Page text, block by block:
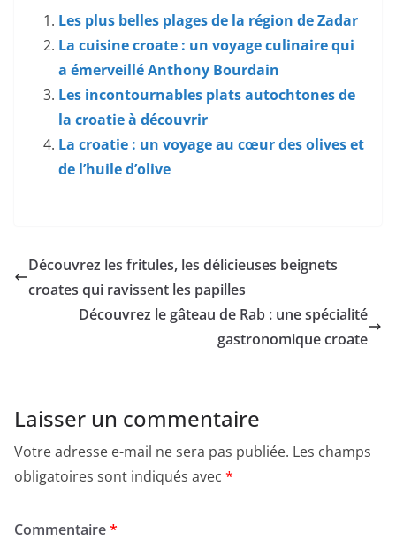
Les plus belles plages de la région de Zadar
La cuisine croate : un voyage culinaire qui
a émerveillé Anthony Bourdain
Les incontournables plats autochtones de
la croatie à découvrir
La croatie : un voyage au cœur des olives et
de l’huile d’olive
Découvrez les fritules, les délicieuses beignets
croates qui ravissent les papilles
Découvrez le gâteau de Rab : une spécialité
gastronomique croate
Laisser un commentaire
Votre adresse e-mail ne sera pas publiée. Les champs
obligatoires sont indiqués avec *
Commentaire*